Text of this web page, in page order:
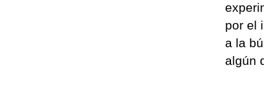
por el
a la
algún